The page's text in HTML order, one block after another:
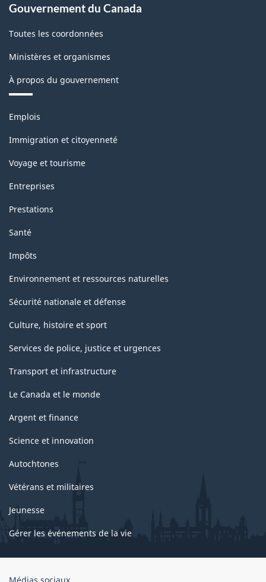
CGT
2016
-
Structure
de
la
classification
Gouvernement du Canada
Toutes les coordonnées
Ministères et organismes
À propos du gouvernement
Thèmes
sujets
Emplois
Immigration et citoyenneté
Voyage et tourisme
Entreprises
Prestations
Santé
Impôts
Environnement et ressources naturelles
Sécurité nationale et défense
Culture, histoire et sport
Services de police, justice et urgences
Transport et infrastructure
Le Canada et le monde
Argent et finance
Science et innovation
Autochtones
Vétérans et militaires
Jeunesse
Gérer les événements de la vie
Organisation